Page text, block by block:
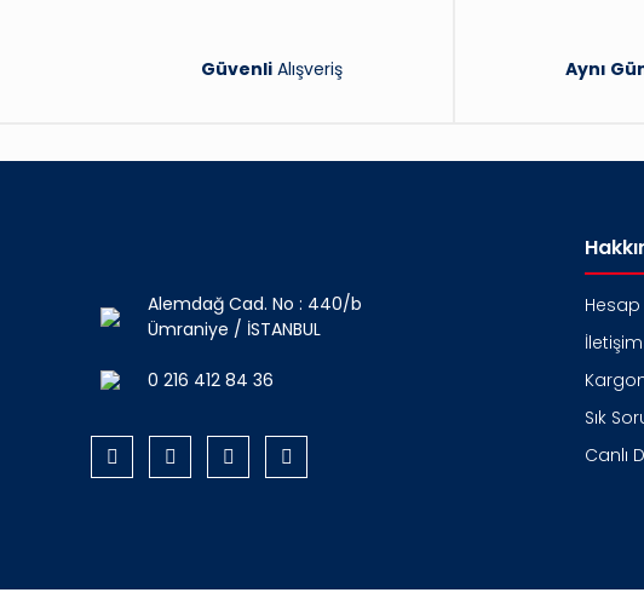
GüvenliAlışveriş Aynı
Alemdağ Cad. No : 440/b
Ümraniye / İSTANBUL
0 216 412 84 36
Hesap
Sık
Canlı